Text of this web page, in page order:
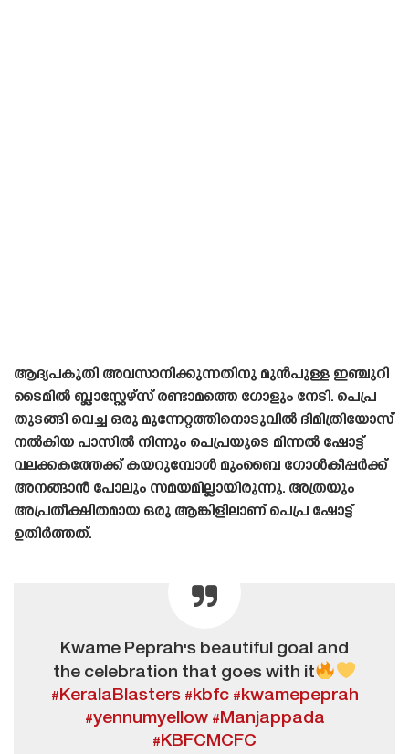
ആദ്യപകുതി അവസാനിക്കുന്നതിനു മുൻപുള്ള ഇഞ്ചുറി
ടൈമിൽ ബ്ലാസ്റ്റേഴ്‌സ് രണ്ടാമത്തെ ഗോളും നേടി. പെപ്ര
തുടങ്ങി വെച്ച ഒരു മുന്നേറ്റത്തിനൊടുവിൽ ദിമിത്രിയോസ്
നൽകിയ പാസിൽ നിന്നും പെപ്രയുടെ മിന്നൽ ഷോട്ട്
വലക്കകത്തേക്ക് കയറുമ്പോൾ മുംബൈ ഗോൾകീപ്പർക്ക്
അനങ്ങാൻ പോലും സമയമില്ലായിരുന്നു. അത്രയും
അപ്രതീക്ഷിതമായ ഒരു ആങ്കിളിലാണ് പെപ്ര ഷോട്ട്
ഉതിർത്തത്.
Kwame Peprah's beautiful goal and
the celebration that goes with it
#KeralaBlasters #kbfc #kwamepeprah
#yennumyellow #Manjappada
#KBFCMCFC